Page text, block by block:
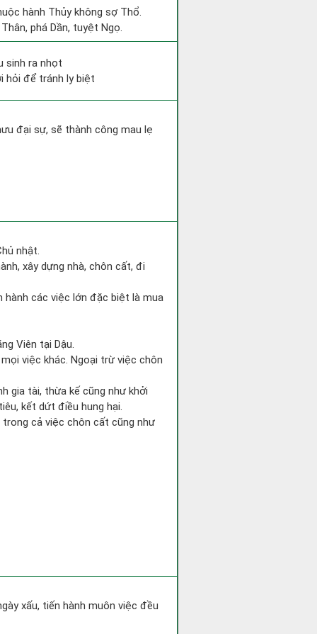
hành Thủy không sợ Thổ.
phá Dần, tuyệt Ngọ.
sinh ra nhọt
hỏi để tránh ly biệt
đại sự, sẽ thành công mau lẹ
nhật.
xây dựng nhà, chôn cất, đi
hành các việc lớn đặc biệt là mua
Viên tại Dậu.
việc khác. Ngoại trừ việc chôn
gia tài, thừa kế cũng như khởi
kết dứt điều hung hại.
cả việc chôn cất cũng như
xấu, tiến hành muôn việc đều